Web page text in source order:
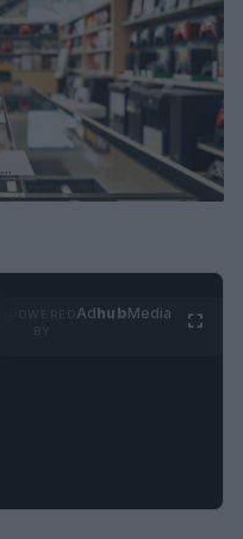
AdhubMedia